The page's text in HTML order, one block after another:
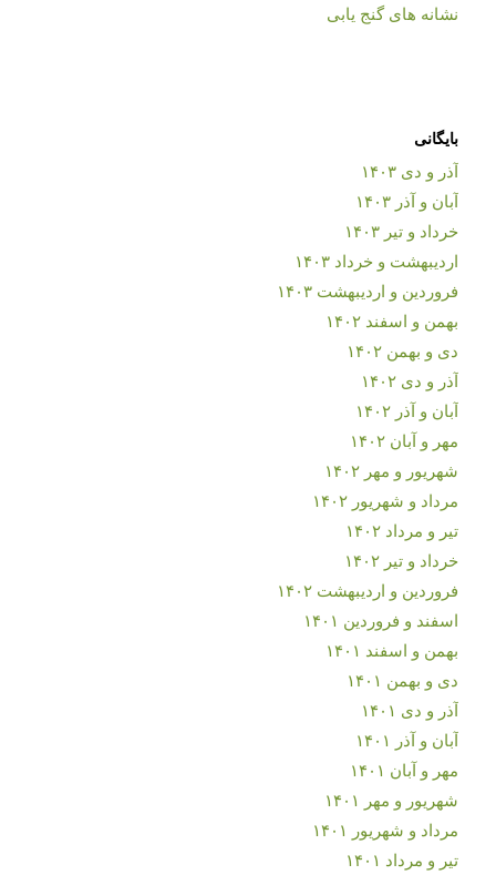
نشانه های گنج یابی
بایگانی
آذر و دی ۱۴۰۳
آبان و آذر ۱۴۰۳
خرداد و تیر ۱۴۰۳
اردیبهشت و خرداد ۱۴۰۳
فروردین و اردیبهشت ۱۴۰۳
بهمن و اسفند ۱۴۰۲
دی و بهمن ۱۴۰۲
آذر و دی ۱۴۰۲
آبان و آذر ۱۴۰۲
مهر و آبان ۱۴۰۲
شهریور و مهر ۱۴۰۲
مرداد و شهریور ۱۴۰۲
تیر و مرداد ۱۴۰۲
خرداد و تیر ۱۴۰۲
فروردین و اردیبهشت ۱۴۰۲
اسفند و فروردین ۱۴۰۱
بهمن و اسفند ۱۴۰۱
دی و بهمن ۱۴۰۱
آذر و دی ۱۴۰۱
آبان و آذر ۱۴۰۱
مهر و آبان ۱۴۰۱
شهریور و مهر ۱۴۰۱
مرداد و شهریور ۱۴۰۱
تیر و مرداد ۱۴۰۱